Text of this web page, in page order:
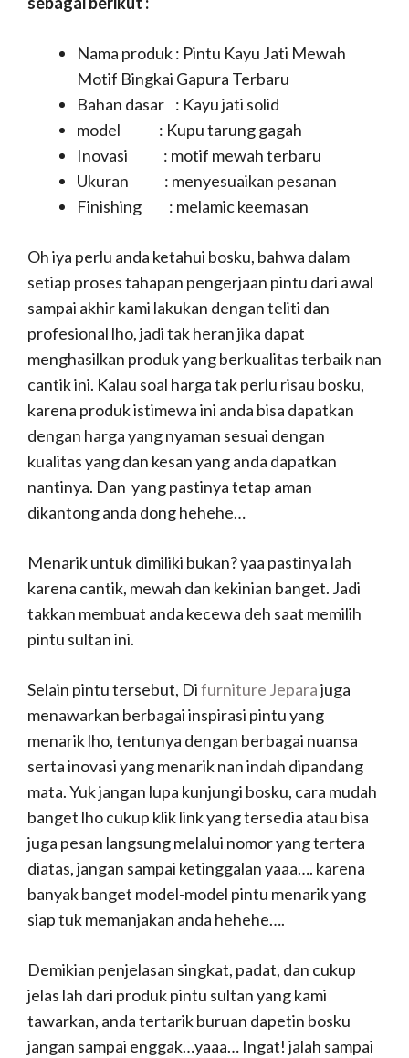
Nama produk : Pintu Kayu Jati Mewah
Motif Bingkai Gapura Terbaru
Bahan dasar : Kayu jati solid
model : Kupu tarung gagah
Inovasi : motif mewah terbaru
Ukuran : menyesuaikan pesanan
Finishing : melamic keemasan
Oh iya perlu anda ketahui bosku, bahwa dalam
setiap proses tahapan pengerjaan pintu dari awal
sampai akhir kami lakukan dengan teliti dan
profesional lho, jadi tak heran jika dapat
menghasilkan produk yang berkualitas terbaik nan
cantik ini. Kalau soal harga tak perlu risau bosku,
karena produk istimewa ini anda bisa dapatkan
dengan harga yang nyaman sesuai dengan
kualitas yang dan kesan yang anda dapatkan
nantinya. Dan yang pastinya tetap aman
dikantong anda dong hehehe…
Menarik untuk dimiliki bukan? yaa pastinya lah
karena cantik, mewah dan kekinian banget. Jadi
takkan membuat anda kecewa deh saat memilih
pintu sultan ini.
Selain pintu tersebut, Difurniture Jeparajuga
menawarkan berbagai inspirasi pintu yang
menarik lho, tentunya dengan berbagai nuansa
serta inovasi yang menarik nan indah dipandang
mata. Yuk jangan lupa kunjungi bosku, cara mudah
banget lho cukup klik link yang tersedia atau bisa
juga pesan langsung melalui nomor yang tertera
diatas, jangan sampai ketinggalan yaaa…. karena
banyak banget model-model pintu menarik yang
siap tuk memanjakan anda hehehe….
Demikian penjelasan singkat, padat, dan cukup
jelas lah dari produk pintu sultan yang kami
tawarkan, anda tertarik buruan dapetin bosku
jangan sampai enggak…yaaa… Ingat! jalah sampai